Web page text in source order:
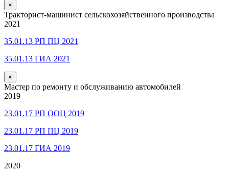
×
Тракторист-машинист сельскохозяйственного производства
2021
35.01.13 РП ПЦ 2021
35.01.13 ГИА 2021
×
Мастер по ремонту и обслуживанию автомобилей
2019
23.01.17 РП ООЦ 2019
23.01.17 РП ПЦ 2019
23.01.17 ГИА 2019
2020